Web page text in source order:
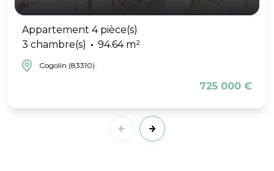
Appartement 4 pièce(s)
3 chambre(s)
94.64 m²
Cogolin (83310)
725 000 €